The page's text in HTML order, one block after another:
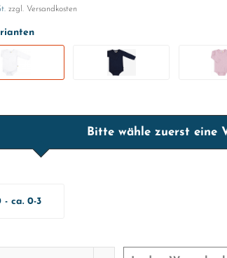
zzgl. Versandkosten
Bitte wähle zuerst eine
- ca. 0-3